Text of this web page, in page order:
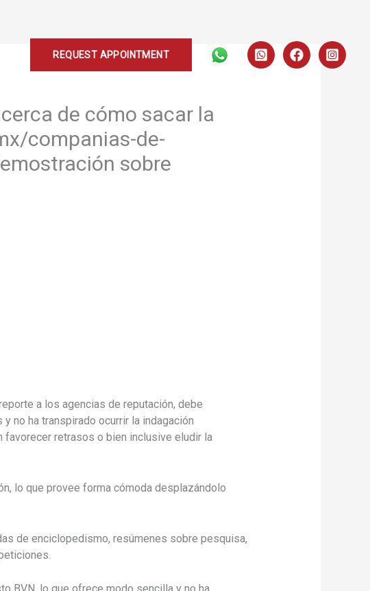
REQUEST APPOINTMENT
de cómo sacar la
companias-de-
sobre
a los agencias de reputación, debe
no ha transpirado ocurrir la indagación
retrasos o bien inclusive eludir la
lo que provee forma cómoda desplazándolo
de enciclopedismo, resúmenes sobre pesquisa,